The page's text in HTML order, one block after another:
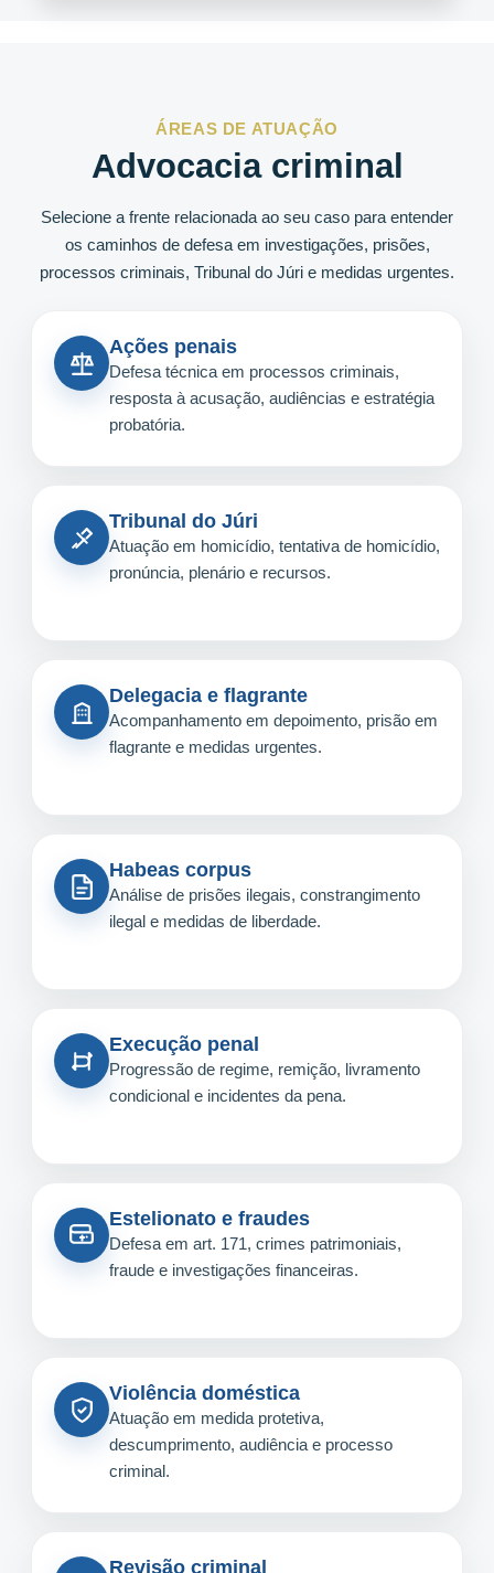
ÁREAS DE ATUAÇÃO
Advocacia criminal
Selecione a frente relacionada ao seu caso para entender
os caminhos de defesa em investigações, prisões,
processos criminais, Tribunal do Júri e medidas urgentes.
Ações penais
Defesa técnica em processos criminais,
resposta à acusação, audiências e estratégia
probatória.
Tribunal do Júri
Atuação em homicídio, tentativa de homicídio,
pronúncia, plenário e recursos.
Delegacia e flagrante
Acompanhamento em depoimento, prisão em
flagrante e medidas urgentes.
Habeas corpus
Análise de prisões ilegais, constrangimento
ilegal e medidas de liberdade.
Execução penal
Progressão de regime, remição, livramento
condicional e incidentes da pena.
Estelionato e fraudes
Defesa em art. 171, crimes patrimoniais,
fraude e investigações financeiras.
Violência doméstica
Atuação em medida protetiva,
descumprimento, audiência e processo
criminal.
Revisão criminal